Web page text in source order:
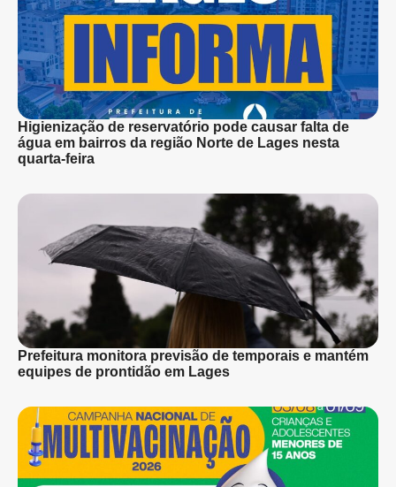
Higienização de reservatório pode causar falta de
água em bairros da região Norte de Lages nesta
quarta-feira
Prefeitura monitora previsão de temporais e mantém
equipes de prontidão em Lages